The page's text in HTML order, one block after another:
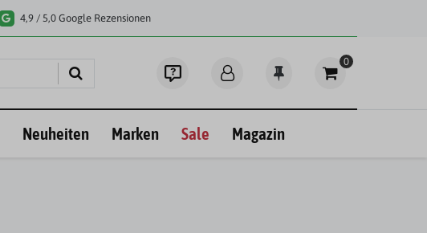
4,9 / 5,0 Google Rezensionen
0
Neuheiten Marken Sale Magazin